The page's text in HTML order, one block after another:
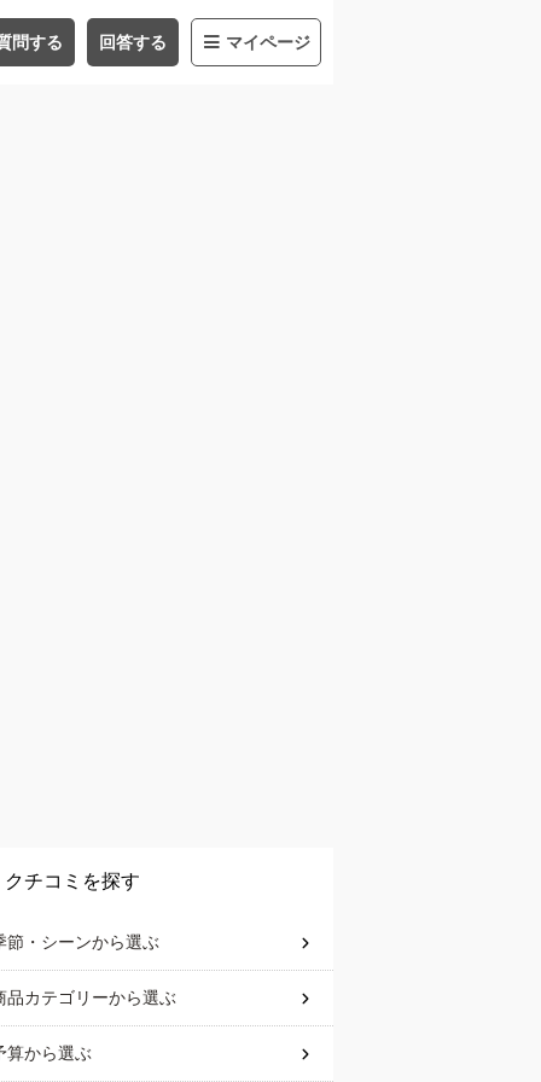
問する 回答する マイページ
クチコミを探す
節・シーンから選ぶ
品カテゴリーから選ぶ
算から選ぶ